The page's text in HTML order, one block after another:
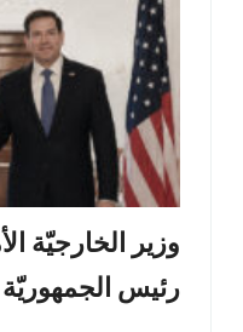
وزير الخارجيّة
رئيس الجمهوريّة